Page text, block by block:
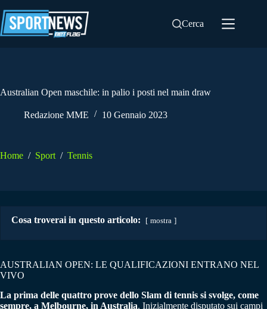
al
contenuto
Cerca
Australian Open maschile: in palio i posti nel main draw
Redazione MME 10 Gennaio 2023
Home / Sport / Tennis
Cosa troverai in questo articolo: mostra
AUSTRALIAN OPEN: LE QUALIFICAZIONI ENTRANO NEL
VIVO
La prima delle quattro prove dello Slam di tennis si svolge, come
sempre, a Melbourne, in Australia. Inizialmente disputato sui campi